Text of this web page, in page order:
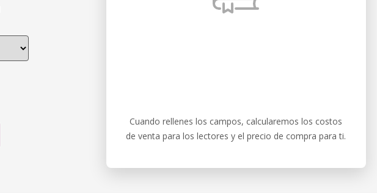
Cuando rellenes los campos, calcularemos los costos
de venta para los lectores y el precio de compra para ti.